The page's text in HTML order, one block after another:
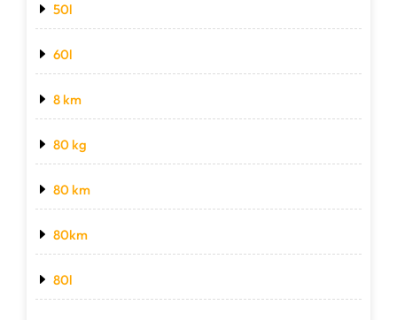
50l
60l
8 km
80 kg
80 km
80km
80l